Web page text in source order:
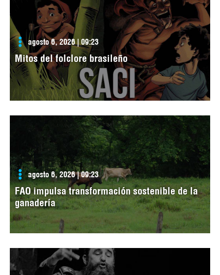
agosto 6, 2026 | 09:23
Mitos del folclore brasileño
agosto 6, 2026 | 09:23
FAO impulsa transformación sostenible de la
ganadería